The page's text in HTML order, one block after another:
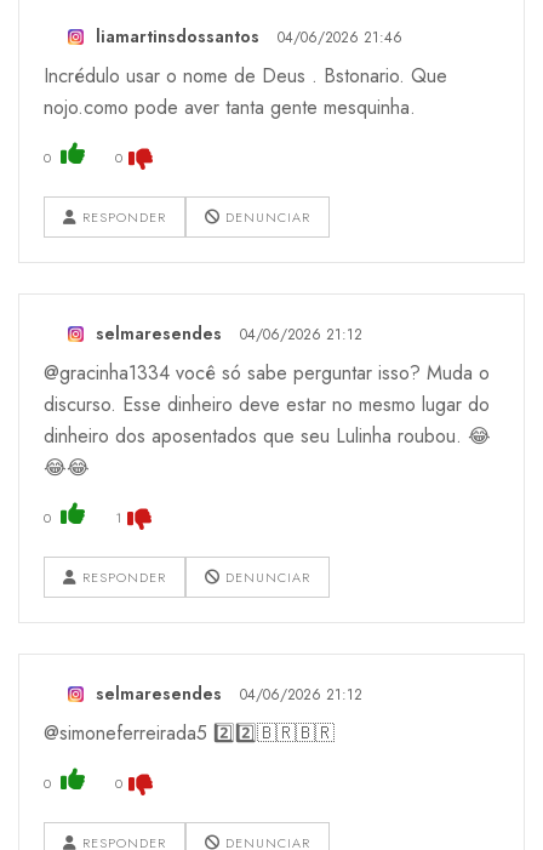
liamartinsdossantos 04/06/2026 21:46
Incrédulo usar o nome de Deus . Bstonario. Que
nojo.como pode aver tanta gente mesquinha.
0 0
RESPONDER DENUNCIAR
selmaresendes 04/06/2026 21:12
@gracinha1334 você só sabe perguntar isso? Muda o
discurso. Esse dinheiro deve estar no mesmo lugar do
dinheiro dos aposentados que seu Lulinha roubou. 😂
😂😂
0 1
RESPONDER DENUNCIAR
selmaresendes 04/06/2026 21:12
@simoneferreirada5 2️⃣2️⃣🇧🇷🇧🇷
0 0
RESPONDER DENUNCIAR